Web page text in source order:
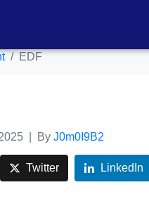
EDF
By J0m0I9B2
Twitter LinkedIn